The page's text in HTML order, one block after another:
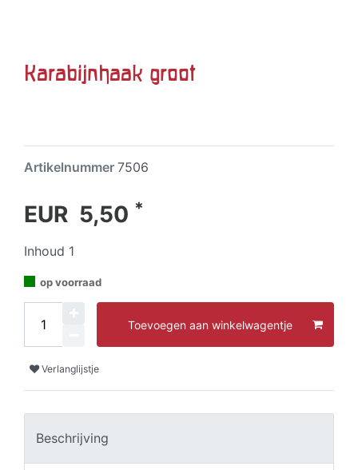
Karabijnhaak groot
Artikelnummer 7506
EUR 5,50 *
Inhoud 1
op voorraad
Toevoegen aan winkelwagentje
Verlanglijstje
Beschrijving